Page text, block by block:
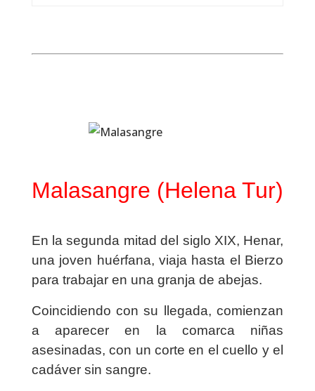
Malasangre (Helena Tur)
En la segunda mitad del siglo XIX, Henar,
una joven huérfana, viaja hasta el Bierzo
para trabajar en una granja de abejas.
Coincidiendo con su llegada, comienzan
a aparecer en la comarca niñas
asesinadas, con un corte en el cuello y el
cadáver sin sangre.